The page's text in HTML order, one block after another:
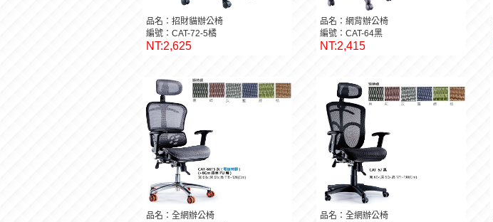
品名：招財貓辦公椅
編號：CAT-72-5橘
NT:2,625
品名：網背辦公椅
編號：CAT-64黑
NT:2,415
品名：全網辦公椅
品名：全網辦公椅